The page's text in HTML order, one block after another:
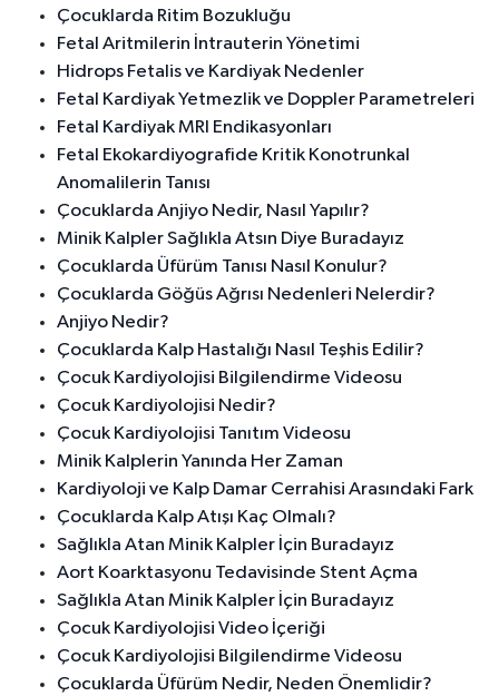
Çocuklarda Ritim Bozukluğu
Fetal Aritmilerin İntrauterin Yönetimi
Hidrops Fetalis ve Kardiyak Nedenler
Fetal Kardiyak Yetmezlik ve Doppler Parametreleri
Fetal Kardiyak MRI Endikasyonları
Fetal Ekokardiyografide Kritik Konotrunkal
Anomalilerin Tanısı
Çocuklarda Anjiyo Nedir, Nasıl Yapılır?
Minik Kalpler Sağlıkla Atsın Diye Buradayız
Çocuklarda Üfürüm Tanısı Nasıl Konulur?
Çocuklarda Göğüs Ağrısı Nedenleri Nelerdir?
Anjiyo Nedir?
Çocuklarda Kalp Hastalığı Nasıl Teşhis Edilir?
Çocuk Kardiyolojisi Bilgilendirme Videosu
Çocuk Kardiyolojisi Nedir?
Çocuk Kardiyolojisi Tanıtım Videosu
Minik Kalplerin Yanında Her Zaman
Kardiyoloji ve Kalp Damar Cerrahisi Arasındaki Fark
Çocuklarda Kalp Atışı Kaç Olmalı?
Sağlıkla Atan Minik Kalpler İçin Buradayız
Aort Koarktasyonu Tedavisinde Stent Açma
Sağlıkla Atan Minik Kalpler İçin Buradayız
Çocuk Kardiyolojisi Video İçeriği
Çocuk Kardiyolojisi Bilgilendirme Videosu
Çocuklarda Üfürüm Nedir, Neden Önemlidir?